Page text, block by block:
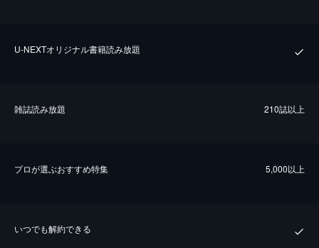
U-NEXTオリジナル書籍読み放題
雑誌読み放題 210誌以上
プロが選ぶおすすめ特集 5,000以上
いつでも解約できる